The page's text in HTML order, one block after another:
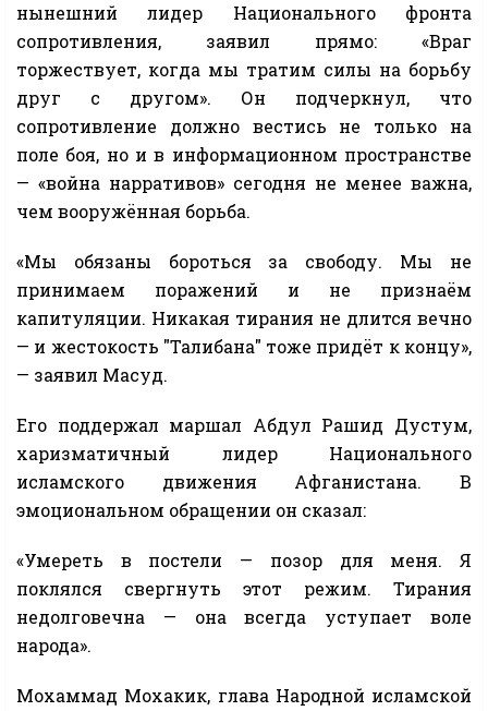
нынешний лидер Национального фронта
сопротивления, заявил прямо: «Враг
торжествует, когда мы тратим силы на борьбу
друг с другом». Он подчеркнул, что
сопротивление должно вестись не только на
поле боя, но и в информационном пространстве
— «война нарративов» сегодня не менее важна,
чем вооружённая борьба.
«Мы обязаны бороться за свободу. Мы не
принимаем поражений и не признаём
капитуляции. Никакая тирания не длится вечно
— и жестокость "Талибана" тоже придёт к концу»,
— заявил Масуд.
Его поддержал маршал Абдул Рашид Дустум,
харизматичный лидер Национального
исламского движения Афганистана. В
эмоциональном обращении он сказал:
«Умереть в постели — позор для меня. Я
поклялся свергнуть этот режим. Тирания
недолговечна — она всегда уступает воле
народа».
Мохаммад Мохакик, глава Народной исламской